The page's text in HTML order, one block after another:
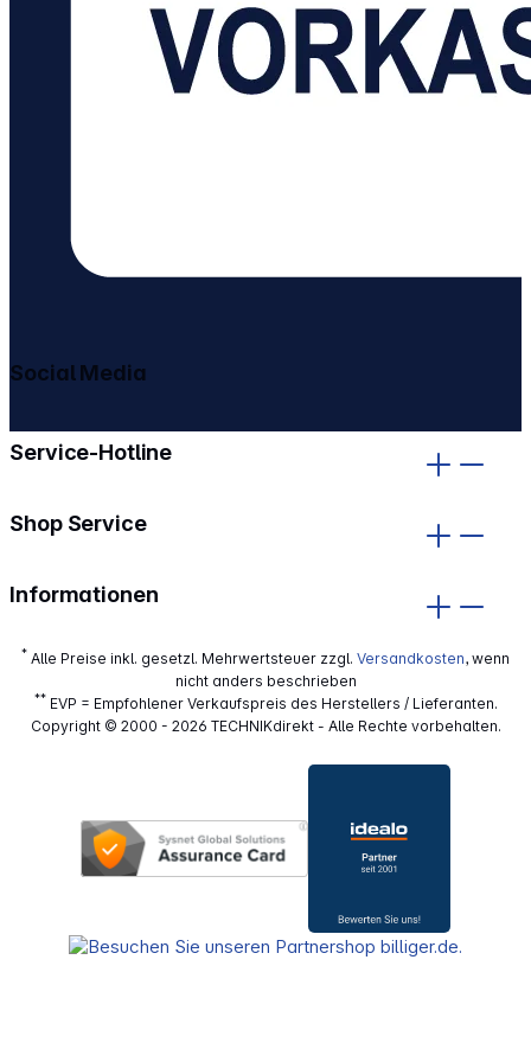
Service-Hotline
Shop Service
Informationen
Social Media
* Alle Preise inkl. gesetzl. Mehrwertsteuer zzgl. Versandkosten, wenn
nicht anders beschrieben
**EVP = Empfohlener Verkaufspreis des Herstellers / Lieferanten.
Copyright © 2000 - 2026 TECHNIKdirekt - Alle Rechte vorbehalten.